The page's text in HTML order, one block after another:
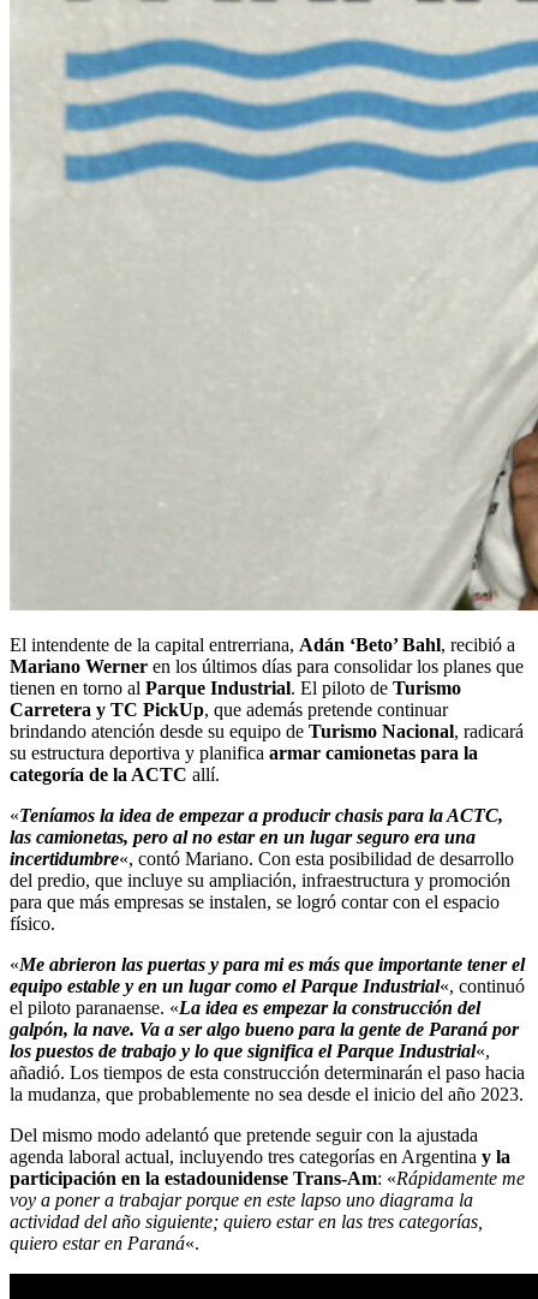
El intendente de la capital entrerriana, Adán ‘Beto’ Bahl, recibió a
Mariano Werner en los últimos días para consolidar los planes que
tienen en torno al Parque Industrial. El piloto de Turismo
Carretera y TC PickUp, que además pretende continuar
brindando atención desde su equipo de Turismo Nacional, radicará
su estructura deportiva y planifica armar camionetas para la
categoría de la ACTC allí.
«Teníamos la idea de empezar a producir chasis para la ACTC,
las camionetas, pero al no estar en un lugar seguro era una
incertidumbre«, contó Mariano. Con esta posibilidad de desarrollo
del predio, que incluye su ampliación, infraestructura y promoción
para que más empresas se instalen, se logró contar con el espacio
físico.
«Me abrieron las puertas y para mi es más que importante tener el
equipo estable y en un lugar como el Parque Industrial«, continuó
el piloto paranaense. «La idea es empezar la construcción del
galpón, la nave. Va a ser algo bueno para la gente de Paraná por
los puestos de trabajo y lo que significa el Parque Industrial«,
añadió. Los tiempos de esta construcción determinarán el paso hacia
la mudanza, que probablemente no sea desde el inicio del año 2023.
Del mismo modo adelantó que pretende seguir con la ajustada
agenda laboral actual, incluyendo tres categorías en Argentina y la
participación en la estadounidense Trans-Am: «Rápidamente me
voy a poner a trabajar porque en este lapso uno diagrama la
actividad del año siguiente; quiero estar en las tres categorías,
quiero estar en Paraná«.